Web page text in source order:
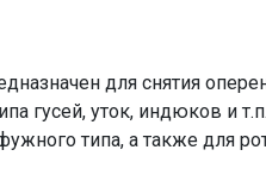
для снятия
гусей, уток, индюков и
типа, а также для